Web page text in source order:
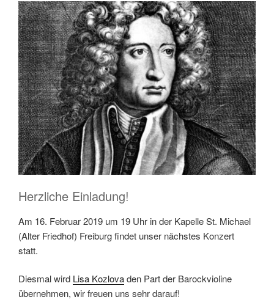
Herzliche Einladung!
Am 16. Februar 2019 um 19 Uhr in der Kapelle St. Michael
(Alter Friedhof) Freiburg findet unser nächstes Konzert
statt.
Diesmal wird Lisa Kozlovaden Part der Barockvioline
übernehmen, wir freuen uns sehr darauf!